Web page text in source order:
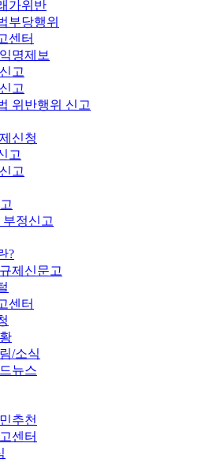
가위반
부당행위
센터
명제보
고
고
위반행위 신고
신청
고
고
부정신고
?
제신문고
센터
/소식
뉴스
추천
센터